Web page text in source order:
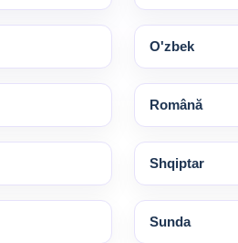
O'zbek
Română
Shqiptar
Sunda